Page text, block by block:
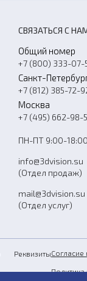
СВЯЗАТЬСЯ С
Общий номер
+7 (800) 333-07-
Санкт-
+7 (812) 385-72-
Москва
+7 (495) 662-98-
ПН-ПТ 9:00-18:00
info@3dvision.su
(Отдел продаж)
mail@3dvision.su
(Отдел услуг)
РеквизитыСогласие
Политика